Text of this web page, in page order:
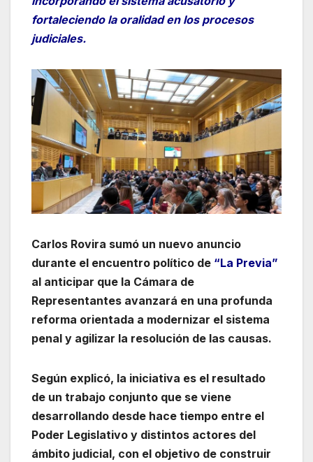
fortaleciendo la oralidad en los procesos
judiciales.
Carlos Rovira sumó un nuevo anuncio
durante el encuentro político de “La Previa”
al anticipar que la Cámara de
Representantes avanzará en una profunda
reforma orientada a modernizar el sistema
penal y agilizar la resolución de las causas.
Según explicó, la iniciativa es el resultado
de un trabajo conjunto que se viene
desarrollando desde hace tiempo entre el
Poder Legislativo y distintos actores del
ámbito judicial, con el objetivo de construir